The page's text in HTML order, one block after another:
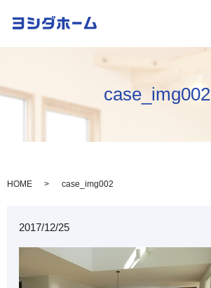
case_img002
HOME case_img002
2017/12/25